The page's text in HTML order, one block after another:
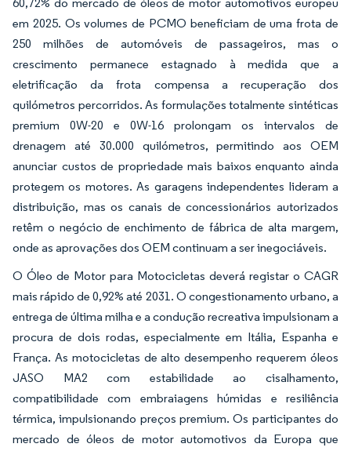
em 2025. Os volumes de PCMO beneficiam de uma frota de
250 milhões de automóveis de passageiros, mas o
crescimento permanece estagnado à medida que a
eletrificação da frota compensa a recuperação dos
quilómetros percorridos. As formulações totalmente sintéticas
premium 0W-20 e 0W-16 prolongam os intervalos de
drenagem até 30.000 quilómetros, permitindo aos OEM
anunciar custos de propriedade mais baixos enquanto ainda
protegem os motores. As garagens independentes lideram a
distribuição, mas os canais de concessionários autorizados
retêm o negócio de enchimento de fábrica de alta margem,
onde as aprovações dos OEM continuam a ser inegociáveis.
O Óleo de Motor para Motocicletas deverá registar o CAGR
mais rápido de 0,92% até 2031. O congestionamento urbano, a
entrega de última milha e a condução recreativa impulsionam a
procura de dois rodas, especialmente em Itália, Espanha e
França. As motocicletas de alto desempenho requerem óleos
JASO MA2 com estabilidade ao cisalhamento,
compatibilidade com embraiagens húmidas e resiliência
térmica, impulsionando preços premium. Os participantes do
mercado de óleos de motor automotivos da Europa que